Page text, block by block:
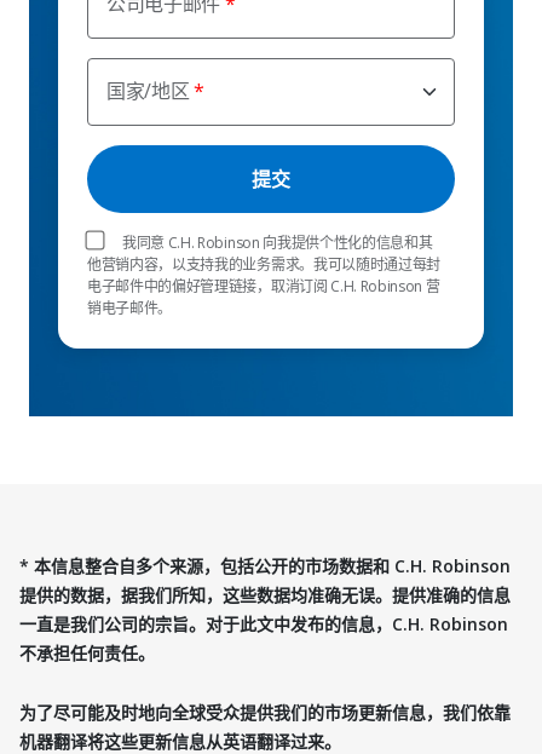
国家/地区
我同意 C.H. Robinson 向我提供个性化的信息和其
他营销内容，以支持我的业务需求。我可以随时通过每封
电子邮件中的偏好管理链接，取消订阅 C.H. Robinson 营
销电子邮件。
* 本信息整合自多个来源，包括公开的市场数据和 C.H. Robinson
提供的数据，据我们所知，这些数据均准确无误。提供准确的信息
一直是我们公司的宗旨。对于此文中发布的信息，C.H. Robinson
不承担任何责任。
为了尽可能及时地向全球受众提供我们的市场更新信息，我们依靠
机器翻译将这些更新信息从英语翻译过来。